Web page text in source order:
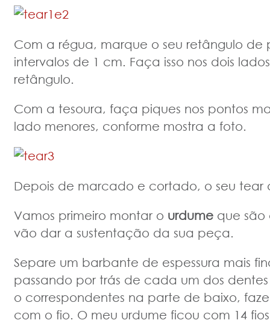
Com a régua, marque o seu retângulo
intervalos de 1 cm. Faça isso nos dois
retângulo.
Com a tesoura, faça piques nos pontos
lado menores, conforme mostra a foto.
Depois de marcado e cortado, o seu tear
Vamos primeiro montar o urdume que são
vão dar a sustentação da sua peça.
Separe um barbante de espessura mais
passando por trás de cada um dos
o correspondentes na parte de baixo,
com o fio. O meu urdume ficou com 14